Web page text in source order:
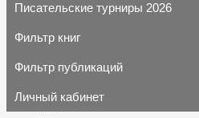
Писательские турниры 2026
Фильтр книг
Фильтр публикаций
Личный кабинет